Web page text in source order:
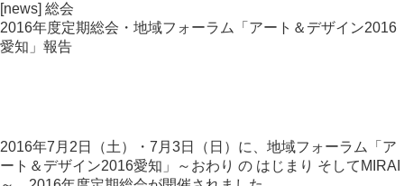
[news] 総会
2016年度定期総会・地域フォーラム「アート＆デザイン2016
愛知」報告
2016年7月2日（土）・7月3日（日）に、地域フォーラム「ア
ート＆デザイン2016愛知」～おわり の はじまり そしてMIRAI